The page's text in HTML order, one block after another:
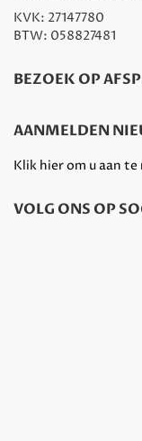
KVK: 27147780
BTW: 058827481
BEZOEK OP
AANMELDEN
Klik hier om u aan
VOLG ONS OP